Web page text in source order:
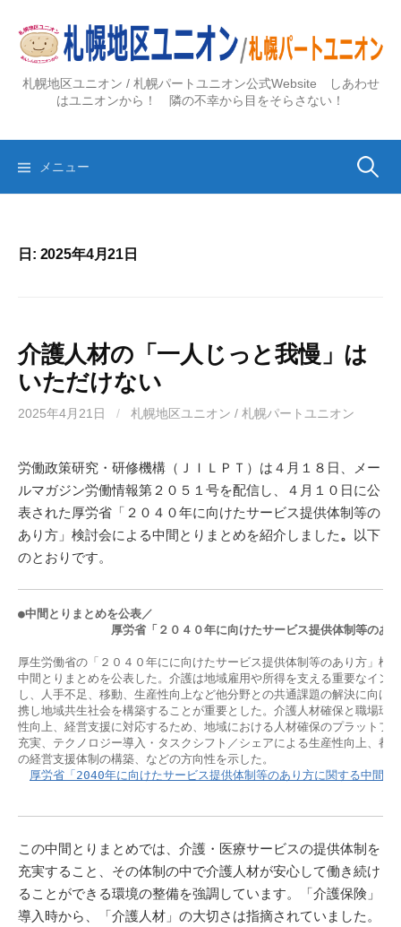
ス
札幌地区ユニオン / 札幌パートユニオン公式Website しあわせ
はユニオンから！ 隣の不幸から目をそらさない！
メニュー 検
日: 2025年4月21日
介護人材の「一人じっと我慢」は
いただけない
2025年4月21日 / 札幌地区ユニオン / 札幌パートユニオン
労働政策研究・研修機構（ＪＩＬＰＴ）は４月１８日、メー
ルマガジン労働情報第２０５１号を配信し、４月１０日に公
表された厚労省「２０４０年に向けたサービス提供体制等の
あり方」検討会による中間とりまとめを紹介しました。
以下
のとおりです。
●中間とりまとめを公表／
厚労省「２０４０年に向けたサービス提供体制等のあり
厚生労働省の「２０４０年にに向けたサービス提供体制等のあり方」検
中間とりまとめを公表した。介護は地域雇用や所得を支える重要なイン
し、人手不足、移動、生産性向上など他分野との共通課題の解決に向け
携し地域共生社会を構築することが重要とした。介護人材確保と職場環
性向上、経営支援に対応するため、地域における人材確保のプラットフ
充実、テクノロジー導入・タスクシフト／シェアによる生産性向上、都
の経営支援体制の構築、などの方向性を示した。
厚労省「2040年に向けたサービス提供体制等のあり方に関する中間と
この中間とりまとめでは、介護・医療サービスの提供体制を
充実すること、その体制の中で介護人材が安心して働き続け
ることができる環境の整備を強調しています。「介護保険」
導入時から、「介護人材」の大切さは指摘されていました。